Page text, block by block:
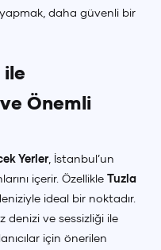
yapmak, daha güvenli bir
ile
Önemli
Yerler , İstanbul’un
içerir. ÖzellikleTuzla
ideal bir noktadır.
denizi ve sessizliği ile
için önerilen